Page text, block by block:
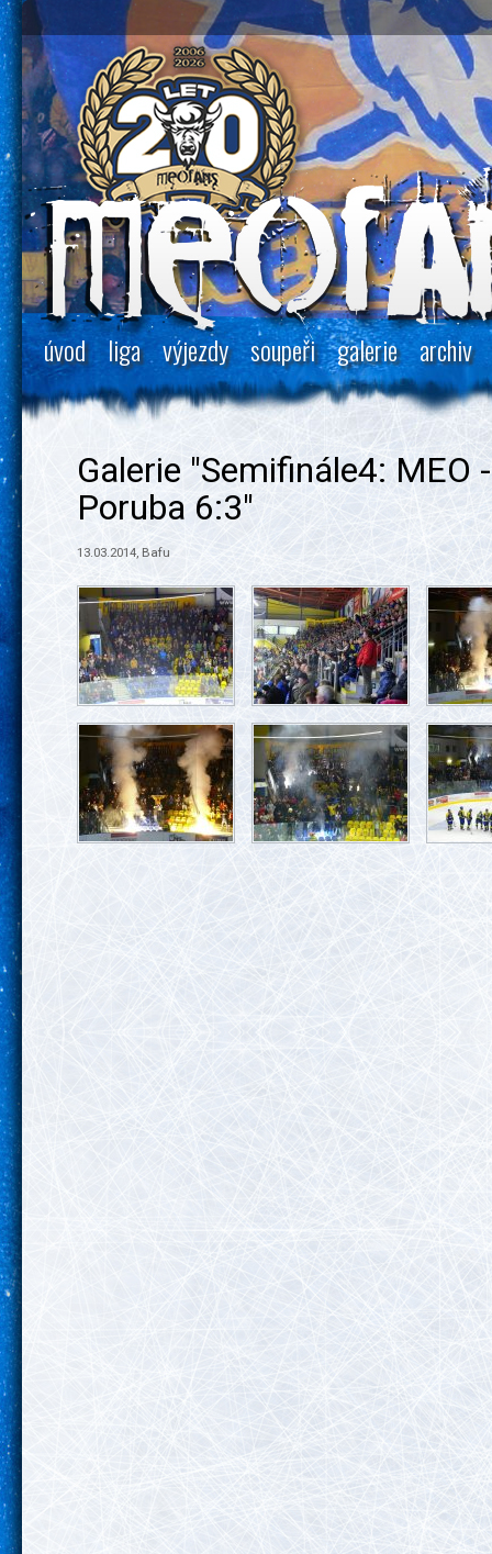
úvod liga výjezdy soupeři galerie archiv
Galerie "Semifinále4: MEO -
Poruba 6:3"
13.03.2014, Bafu